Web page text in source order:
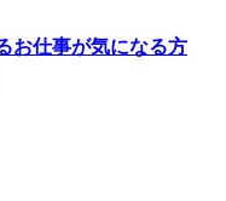
お仕事が気になる方